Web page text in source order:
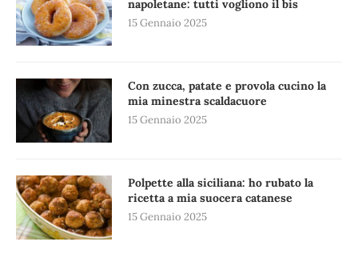
napoletane: tutti vogliono il bis
15 Gennaio 2025
Con zucca, patate e provola cucino la
mia minestra scaldacuore
15 Gennaio 2025
Polpette alla siciliana: ho rubato la
ricetta a mia suocera catanese
15 Gennaio 2025